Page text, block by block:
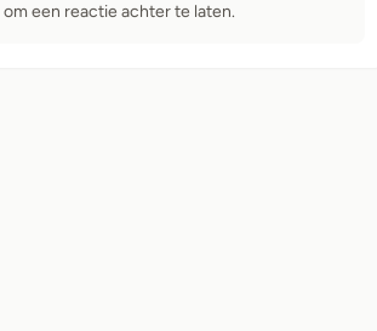
om een ​​reactie achter te laten.